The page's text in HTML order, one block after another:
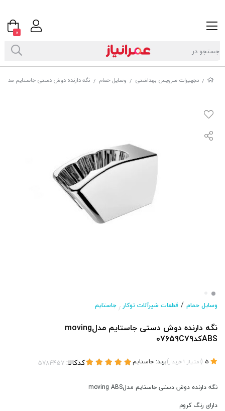
/ تجهیزات سرویس بهداشتی / وسایل حمام / نگه دارنده دوش دستی جاستایم مدلmoving ABSکد07659C79
وسایل حمام / قطعات شیرآلات توکار / جاستایم
نگه دارنده دوش دستی جاستایم مدلmoving
ABSکد07659C79
(امتیاز 1خریدار)برند: جاستایم کدکالا:
نگه دارنده دوش دستی جاستایم مدلmoving ABS
دارای رنگ کروم
0